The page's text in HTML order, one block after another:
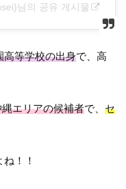
님의 공유 게시물
高等学校の出身で、高
縄エリアの候補者で、セ
！！